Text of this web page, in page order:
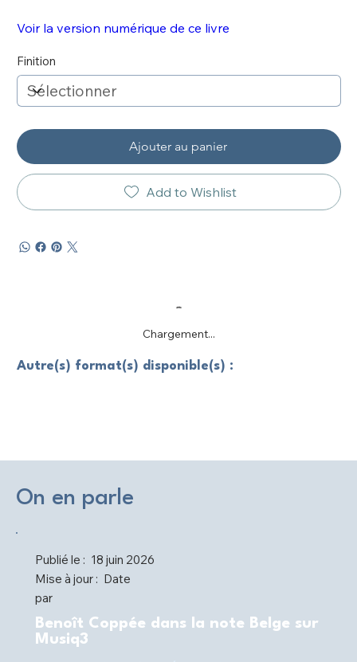
Autre(s) format(s) disponible(s) :
Voir la version numérique de ce livre
Finition
Ajouter au panier
Add to Wishlist
Chargement...
On en parle
Publié le : 18 juin 2026
Mise à jour : Date
par
Benoît Coppée dans la note Belge sur
Musiq3